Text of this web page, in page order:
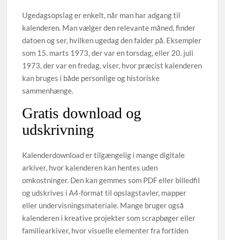
Ugedagsopslag er enkelt, når man har adgang til
kalenderen. Man vælger den relevante måned, finder
datoen og ser, hvilken ugedag den falder på. Eksempler
som 15. marts 1973, der var en torsdag, eller 20. juli
1973, der var en fredag, viser, hvor præcist kalenderen
kan bruges i både personlige og historiske
sammenhænge.
Gratis download og
udskrivning
Kalenderdownload er tilgængelig i mange digitale
arkiver, hvor kalenderen kan hentes uden
omkostninger. Den kan gemmes som PDF eller billedfil
og udskrives i A4-format til opslagstavler, mapper
eller undervisningsmateriale. Mange bruger også
kalenderen i kreative projekter som scrapbøger eller
familiearkiver, hvor visuelle elementer fra fortiden